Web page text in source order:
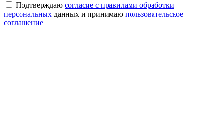
Подтверждаю согласие с правилами обработки
персональных данных и принимаю пользовательское
соглашение